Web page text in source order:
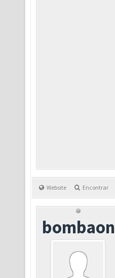
Website Encontrar
bombaon